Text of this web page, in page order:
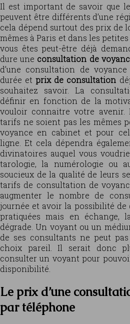
Il est important de savoir que
peuvent être différents d’une
cela dépend surtout des prix de
mêmes à Paris et dans les
vous êtes peut-être déjà
dure une consultation de
d’une consultation de
durée etprix de consultation
souhaitez savoir. La
définir en fonction de la
vouloir connaitre votre avenir.
tarifs ne soient pas les mêmes
voyance en cabinet et pour
ligne. Et cela dépendra
divinatoires auquel vous
tarologie, la numérologie ou
soucieux de la qualité de leurs
tarifs de consultation de
augmenter le nombre de
journée et avoir la possibilité
pratiquées mais en échange,
dégrade. Un voyant ou un
de ses consultants ne peut
choix pareil. Il serait donc
consulter un voyant pour
disponibilité.
Le prix d’une
par téléphone